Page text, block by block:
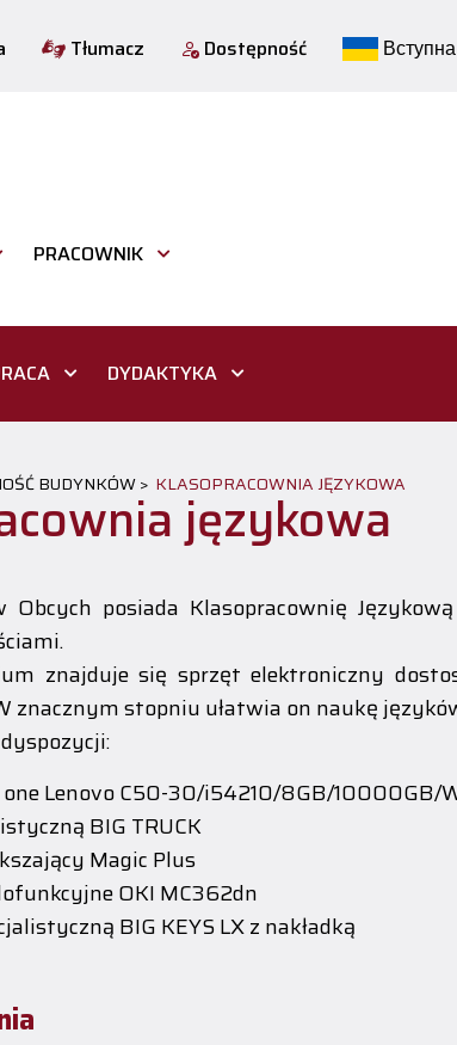
Tłumacz Dostępność
PRACOWNIK
DYDAKTYKA
BUDYNKÓW > KLASOPRACOWNIA JĘZYKOWA
językowa
Obcych posiada Klasopracownię
znajduje się sprzęt elektroniczny
znacznym stopniu ułatwia on naukę
Lenovo C50-30/i54210/8GB/10000GB/
BIG TRUCK
Magic Plus
OKI MC362dn
BIG KEYS LX z nakładką